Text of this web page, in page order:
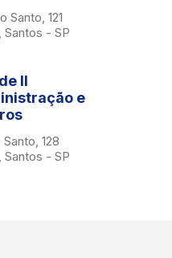
Santo, 121
Santos - SP
II
e
128
Santos - SP